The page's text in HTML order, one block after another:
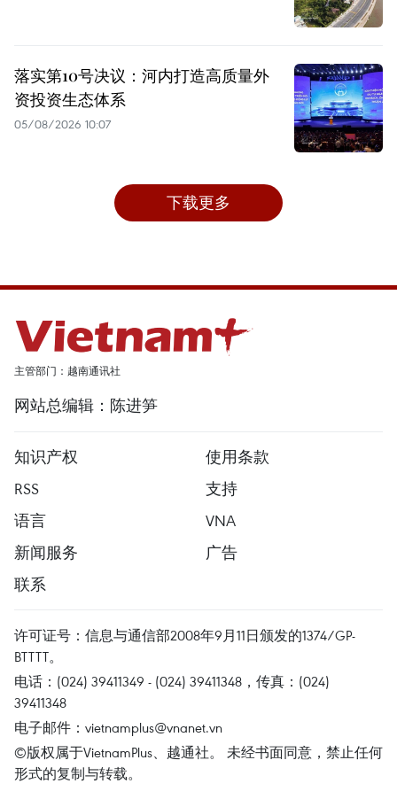
落实第10号决议：河内打造高质量外
资投资生态体系
05/08/2026 10:07
下载更多
主管部门：越南通讯社
网站总编辑：陈进笋
知识产权
使用条款
RSS
支持
语言
VNA
新闻服务
广告
联系
许可证号：信息与通信部2008年9月11日颁发的1374/GP-
BTTTT。
电话：(024) 39411349 - (024) 39411348，传真：(024)
39411348
电子邮件： vietnamplus@vnanet.vn
©版权属于VietnamPlus、越通社。 未经书面同意，禁止任何
形式的复制与转载。